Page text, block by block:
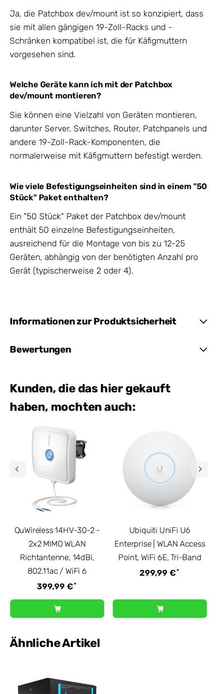
Ja, die Patchbox dev/mount ist so konzipiert, dass
sie mit allen gängigen 19-Zoll-Racks und -
Schränken kompatibel ist, die für Käfigmuttern
vorgesehen sind.
Welche Geräte kann ich mit der Patchbox
dev/mount montieren?
Sie können eine Vielzahl von Geräten montieren,
darunter Server, Switches, Router, Patchpanels und
andere 19-Zoll-Rack-Komponenten, die
normalerweise mit Käfigmuttern befestigt werden.
Wie viele Befestigungseinheiten sind in einem "50
Stück" Paket enthalten?
Ein "50 Stück" Paket der Patchbox dev/mount
enthält 50 einzelne Befestigungseinheiten,
ausreichend für die Montage von bis zu 12-25
Geräten, abhängig von der benötigten Anzahl pro
Gerät (typischerweise 2 oder 4).
Informationen zur Produktsicherheit
Bewertungen
Kunden, die das hier gekauft
haben, mochten auch:
QuWireless 14HV-30-2 -
2x2 MIMO WLAN
Richtantenne, 14dBi,
802.11ac / WiFi 6
399,99 €*
Ubiquiti UniFi U6
Enterprise | WLAN Access
Point, WiFi 6E, Tri-Band
299,99 €*
Ähnliche Artikel